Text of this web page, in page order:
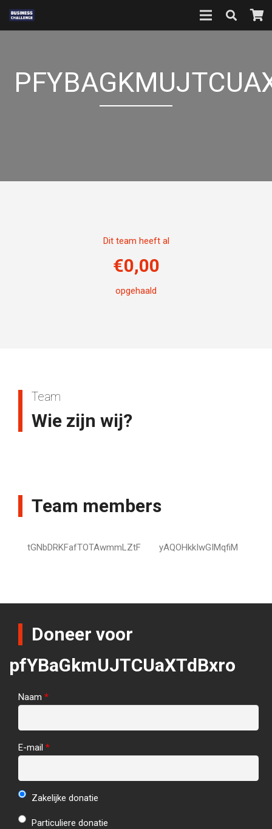
Dit team heeft al
€0,00
opgehaald
Team
Wie zijn wij?
Team members
tGNbDRKFafTOTAwmmLZtF yAQOHkkIwGIMqfiM
Doneer voor
pfYBaGkmUJTCUaXTdBxro
Naam *
E-mail *
Zakelijke donatie
Particuliere donatie